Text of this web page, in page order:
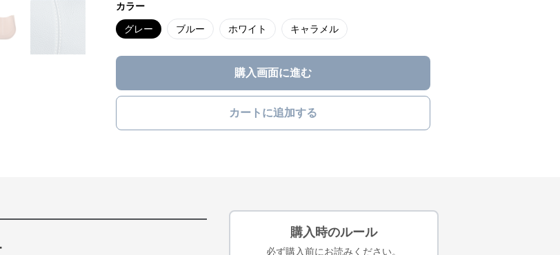
カラー
グレー ブルー ホワイト キャラメル
購入画面に進む
カートに追加する
購入時のルール
必ず購入前にお読みください。